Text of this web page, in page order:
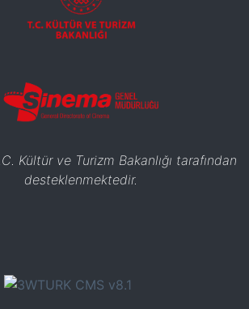
Kültür ve Turizm Bakanlığı tarafından
desteklenmektedir.